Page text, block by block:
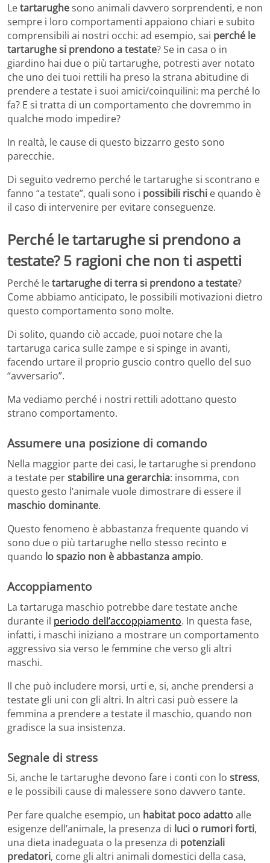
Letartarughesono animali davvero sorprendenti, e non
sempre i loro comportamenti appaiono chiari e subito
comprensibili ai nostri occhi: ad esempio, sai perché le
tartarughe si prendono a testate? Se in casa o in
giardino hai due o più tartarughe, potresti aver notato
che uno dei tuoi rettili ha preso la strana abitudine di
prendere a testate i suoi amici/coinquilini: ma perché lo
fa? E si tratta di un comportamento che dovremmo in
qualche modo impedire?
In realtà, le cause di questo bizzarro gesto sono
parecchie.
Di seguito vedremo perché le tartarughe si scontrano e
fanno “a testate”, quali sono i possibili rischi e quando è
il caso di intervenire per evitare conseguenze.
Perché le tartarughe si prendono a
testate? 5 ragioni che non ti aspetti
Perché letartarughe di terra si prendono a testate?
Come abbiamo anticipato, le possibili motivazioni dietro
questo comportamento sono molte.
Di solito, quando ciò accade, puoi notare che la
tartaruga carica sulle zampe e si spinge in avanti,
facendo urtare il proprio guscio contro quello del suo
“avversario”.
Ma vediamo perché i nostri rettili adottano questo
strano comportamento.
Assumere una posizione di comando
Nella maggior parte dei casi, le tartarughe si prendono
a testate perstabilire una gerarchia: insomma, con
questo gesto l’animale vuole dimostrare di essere il
maschio dominante.
Questo fenomeno è abbastanza frequente quando vi
sono due o più tartarughe nello stesso recinto e
quando lo spazio non è abbastanza ampio.
Accoppiamento
La tartaruga maschio potrebbe dare testate anche
durante il periodo dell’accoppiamento. In questa fase,
infatti, i maschi iniziano a mostrare un comportamento
aggressivo sia verso le femmine che verso gli altri
maschi.
Il che può includere morsi, urti e, si, anche prendersi a
testate gli uni con gli altri. In altri casi può essere la
femmina a prendere a testate il maschio, quando non
gradisce la sua insistenza.
Segnale di stress
Si, anche le tartarughe devono fare i conti con lo stress,
e le possibili cause di malessere sono davvero tante.
Per fare qualche esempio, un habitat poco adattoalle
esigenze dell’animale, la presenza di luci o rumori forti,
una dieta inadeguata o la presenza di potenziali
predatori, come gli altri animali domestici della casa,